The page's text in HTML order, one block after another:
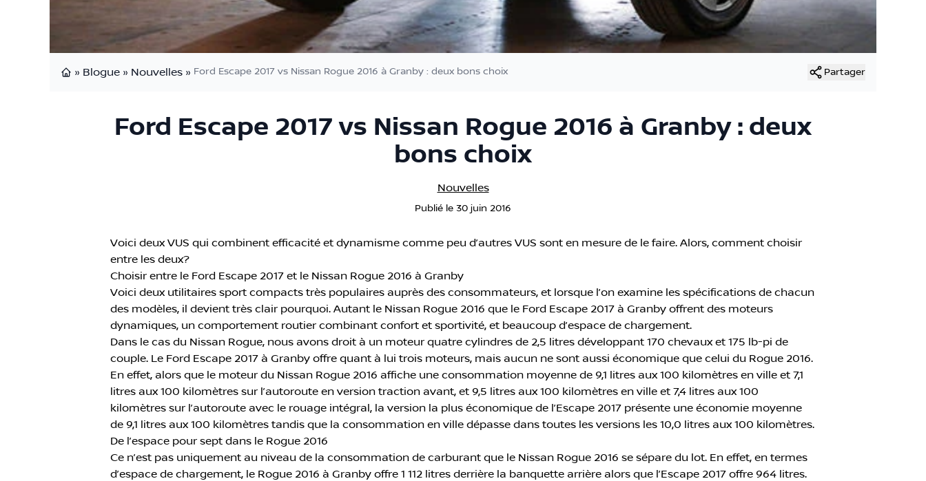
» Blogue » Nouvelles » Ford Escape 2017 vs Nissan Rogue 2016 à Granby : deux bons choix Partager
Ford Escape 2017 vs Nissan Rogue 2016 à Granby : deux
bons choix
Nouvelles
Publié le 30 juin 2016
Voici deux VUS qui combinent efficacité et dynamisme comme peu d’autres VUS sont en mesure de le faire. Alors, comment choisir
entre les deux?
Choisir entre le Ford Escape 2017 et le Nissan Rogue 2016 à Granby
Voici deux utilitaires sport compacts très populaires auprès des consommateurs, et lorsque l’on examine les spécifications de chacun
des modèles, il devient très clair pourquoi. Autant le Nissan Rogue 2016 que le Ford Escape 2017 à Granby offrent des moteurs
dynamiques, un comportement routier combinant confort et sportivité, et beaucoup d’espace de chargement.
Dans le cas du Nissan Rogue, nous avons droit à un moteur quatre cylindres de 2,5 litres développant 170 chevaux et 175 lb-pi de
couple. Le Ford Escape 2017 à Granby offre quant à lui trois moteurs, mais aucun ne sont aussi économique que celui du Rogue 2016.
En effet, alors que le moteur du Nissan Rogue 2016 affiche une consommation moyenne de 9,1 litres aux 100 kilomètres en ville et 7,1
litres aux 100 kilomètres sur l’autoroute en version traction avant, et 9,5 litres aux 100 kilomètres en ville et 7,4 litres aux 100
kilomètres sur l’autoroute avec le rouage intégral, la version la plus économique de l’Escape 2017 présente une économie moyenne
de 9,1 litres aux 100 kilomètres tandis que la consommation en ville dépasse dans toutes les versions les 10,0 litres aux 100 kilomètres.
De l’espace pour sept dans le Rogue 2016
Ce n’est pas uniquement au niveau de la consommation de carburant que le Nissan Rogue 2016 se sépare du lot. En effet, en termes
d’espace de chargement, le Rogue 2016 à Granby offre 1 112 litres derrière la banquette arrière alors que l’Escape 2017 offre 964 litres.